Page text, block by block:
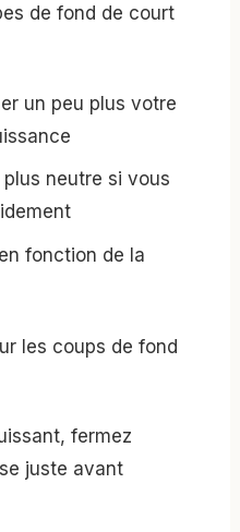
de fond de court
un peu plus votre
neutre si vous
fonction de la
les coups de fond
fermez
juste avant